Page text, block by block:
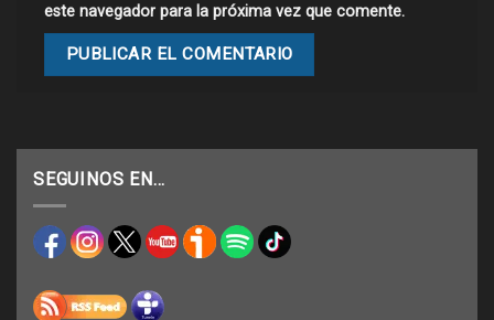
este navegador para la próxima vez que comente.
SEGUINOS EN…